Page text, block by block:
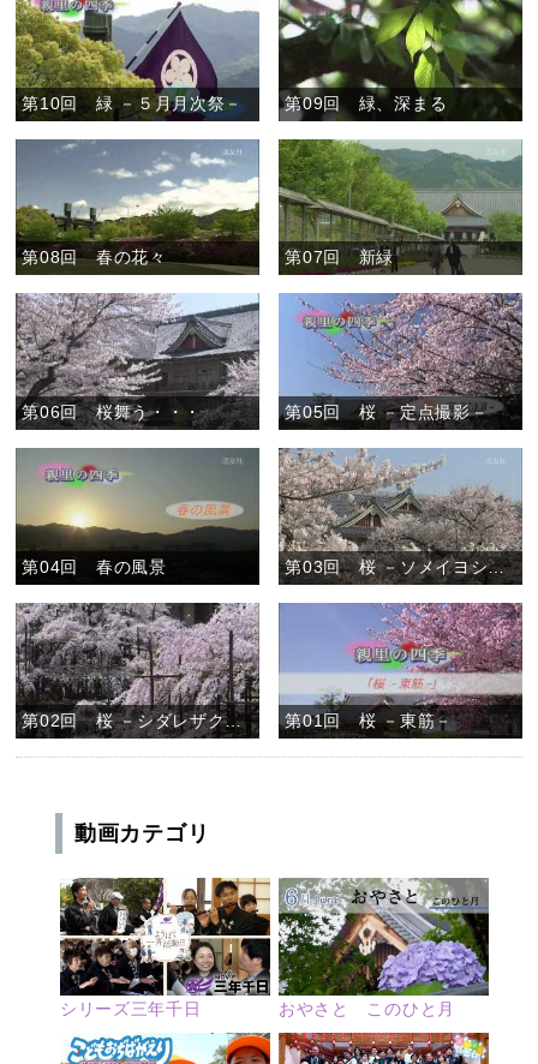
第10回 緑 －５月月次祭－ 第09回 緑、深まる
第08回 春の花々 第07回 新緑
第06回 桜舞う・・・ 第05回 桜 －定点撮影－
第04回 春の風景 第03回 桜 －ソメイヨシノ－
第02回 桜 －シダレザクラ－ 第01回 桜 －東筋－
動画カテゴリ
シリーズ三年千日 おやさと このひと月